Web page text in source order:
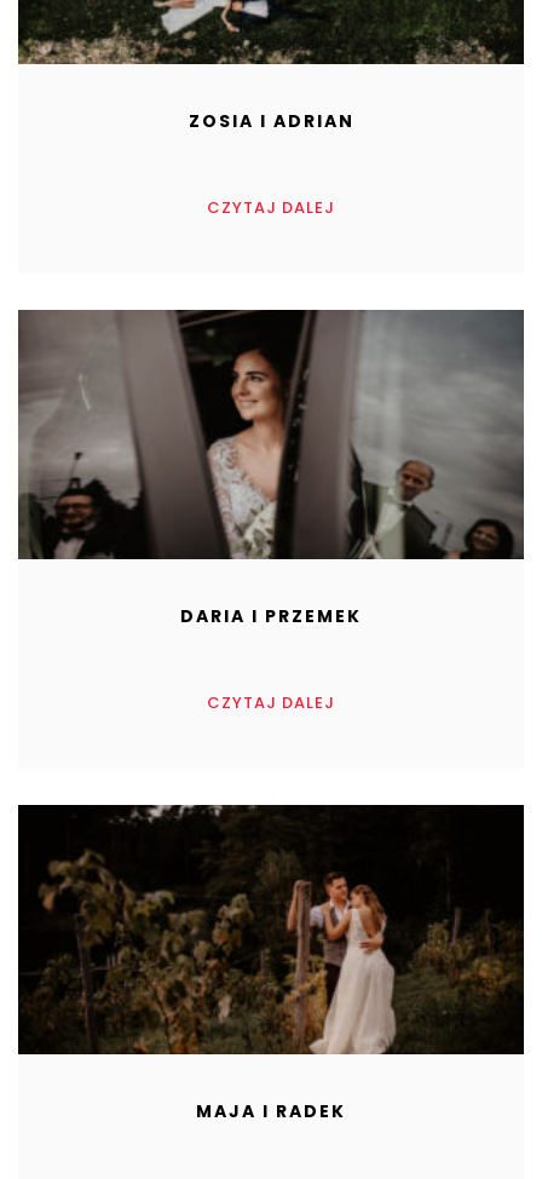
ZOSIA I ADRIAN
CZYTAJ DALEJ
DARIA I PRZEMEK
CZYTAJ DALEJ
MAJA I RADEK